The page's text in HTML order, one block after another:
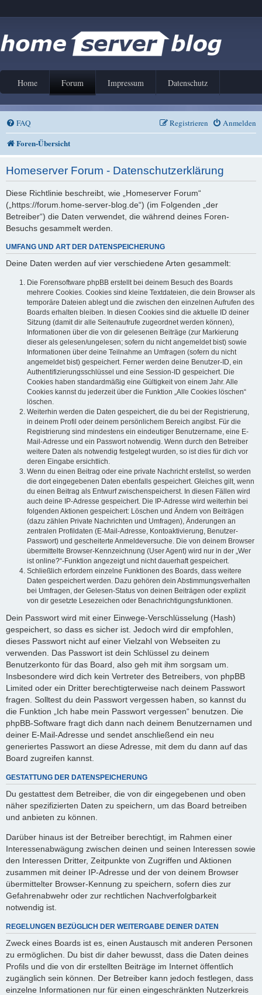
Home Forum Impressum Datenschutz
FAQ Anmelden
Registrieren
Foren-Übersicht
Homeserver Forum - Datenschutzerklärung
Diese Richtlinie beschreibt, wie „Homeserver Forum“
(„https://forum.home-server-blog.de“) (im Folgenden „der
Betreiber“) die Daten verwendet, die während deines Foren-
Besuchs gesammelt werden.
UMFANG UND ART DER DATENSPEICHERUNG
Deine Daten werden auf vier verschiedene Arten gesammelt:
Die Forensoftware phpBB erstellt bei deinem Besuch des Boards
mehrere Cookies. Cookies sind kleine Textdateien, die dein Browser als
temporäre Dateien ablegt und die zwischen den einzelnen Aufrufen des
Boards erhalten bleiben. In diesen Cookies sind die aktuelle ID deiner
Sitzung (damit dir alle Seitenaufrufe zugeordnet werden können),
Informationen über die von dir gelesenen Beiträge (zur Markierung
dieser als gelesen/ungelesen; sofern du nicht angemeldet bist) sowie
Informationen über deine Teilnahme an Umfragen (sofern du nicht
angemeldet bist) gespeichert. Ferner werden deine Benutzer-ID, ein
Authentifizierungsschlüssel und eine Session-ID gespeichert. Die
Cookies haben standardmäßig eine Gültigkeit von einem Jahr. Alle
Cookies kannst du jederzeit über die Funktion „Alle Cookies löschen“
löschen.
Weiterhin werden die Daten gespeichert, die du bei der Registrierung,
in deinem Profil oder deinem persönlichem Bereich angibst. Für die
Registrierung sind mindestens ein eindeutiger Benutzername, eine E-
Mail-Adresse und ein Passwort notwendig. Wenn durch den Betreiber
weitere Daten als notwendig festgelegt wurden, so ist dies für dich vor
deren Eingabe ersichtlich.
Wenn du einen Beitrag oder eine private Nachricht erstellst, so werden
die dort eingegebenen Daten ebenfalls gespeichert. Gleiches gilt, wenn
du einen Beitrag als Entwurf zwischenspeicherst. In diesen Fällen wird
auch deine IP-Adresse gespeichert. Die IP-Adresse wird weiterhin bei
folgenden Aktionen gespeichert: Löschen und Ändern von Beiträgen
(dazu zählen Private Nachrichten und Umfragen), Änderungen an
zentralen Profildaten (E-Mail-Adresse, Kontoaktivierung, Benutzer-
Passwort) und gescheiterte Anmeldeversuche. Die von deinem Browser
übermittelte Browser-Kennzeichnung (User Agent) wird nur in der „Wer
ist online?“-Funktion angezeigt und nicht dauerhaft gespeichert.
Schließlich erfordern einzelne Funktionen des Boards, dass weitere
Daten gespeichert werden. Dazu gehören dein Abstimmungsverhalten
bei Umfragen, der Gelesen-Status von deinen Beiträgen oder explizit
von dir gesetzte Lesezeichen oder Benachrichtigungsfunktionen.
Dein Passwort wird mit einer Einwege-Verschlüsselung (Hash)
gespeichert, so dass es sicher ist. Jedoch wird dir empfohlen,
dieses Passwort nicht auf einer Vielzahl von Webseiten zu
verwenden. Das Passwort ist dein Schlüssel zu deinem
Benutzerkonto für das Board, also geh mit ihm sorgsam um.
Insbesondere wird dich kein Vertreter des Betreibers, von phpBB
Limited oder ein Dritter berechtigterweise nach deinem Passwort
fragen. Solltest du dein Passwort vergessen haben, so kannst du
die Funktion „Ich habe mein Passwort vergessen“ benutzen. Die
phpBB-Software fragt dich dann nach deinem Benutzernamen und
deiner E-Mail-Adresse und sendet anschließend ein neu
generiertes Passwort an diese Adresse, mit dem du dann auf das
Board zugreifen kannst.
GESTATTUNG DER DATENSPEICHERUNG
Du gestattest dem Betreiber, die von dir eingegebenen und oben
näher spezifizierten Daten zu speichern, um das Board betreiben
und anbieten zu können.
Darüber hinaus ist der Betreiber berechtigt, im Rahmen einer
Interessenabwägung zwischen deinen und seinen Interessen sowie
den Interessen Dritter, Zeitpunkte von Zugriffen und Aktionen
zusammen mit deiner IP-Adresse und der von deinem Browser
übermittelter Browser-Kennung zu speichern, sofern dies zur
Gefahrenabwehr oder zur rechtlichen Nachverfolgbarkeit
notwendig ist.
REGELUNGEN BEZÜGLICH DER WEITERGABE DEINER DATEN
Zweck eines Boards ist es, einen Austausch mit anderen Personen
zu ermöglichen. Du bist dir daher bewusst, dass die Daten deines
Profils und die von dir erstellten Beiträge im Internet öffentlich
zugänglich sein können. Der Betreiber kann jedoch festlegen, dass
einzelne Informationen nur für einen eingeschränkten Nutzerkreis